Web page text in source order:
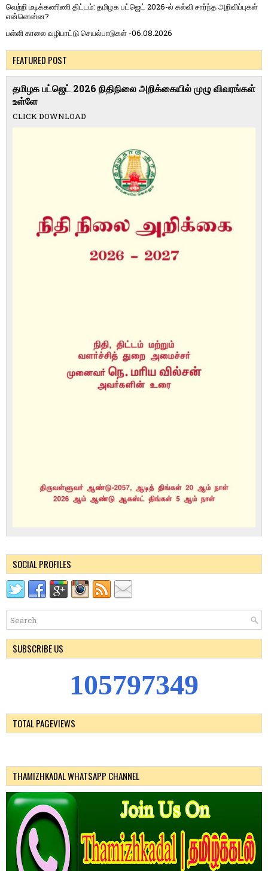
வெற்றி மடிக்கணிணி திட்டம்: தமிழக பட்ஜெட் 2026-ல் கல்வி சார்ந்த அறிவிப்புகள்
என்னென்ன?
பள்ளி காலை வழிபாட்டு செயல்பாடுகள் -06.08.2026
FEATURED POST
தமிழக பட்ஜெட் 2026 நிதிநிலை அறிக்கையில் முழு விவரங்கள்
உள்ளே
CLICK DOWNLOAD
SOCIAL PROFILES
SUBSCRIBE US
105797349
TOTAL PAGEVIEWS
THAMIZHKADAL WHATSAPP CHANNEL